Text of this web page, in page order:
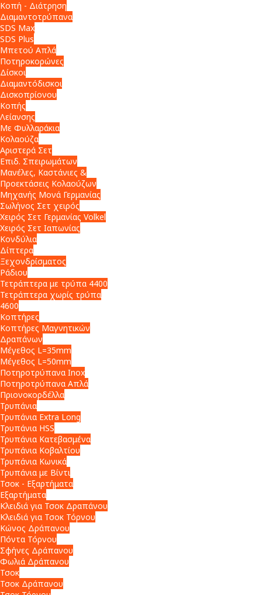
Κοπή - Διάτρηση
Διαμαντοτρύπανα
SDS Max
SDS Plus
Μπετού Απλά
Ποτηροκορώνες
Δίσκοι
Διαμαντόδισκοι
Δισκοπρίονου
Κοπής
Λείανσης
Με Φυλλαράκια
Κολαούζα
Αριστερά Σετ
Επιδ. Σπειρωμάτων
Μανέλες, Καστάνιες &
Προεκτάσεις Κολαούζων
Μηχανής Μονά Γερμανίας
Σωλήνος Σετ χειρός
Χειρός Σετ Γερμανίας Volkel
Χειρός Σετ Ιαπωνίας
Κονδύλια
Δίπτερα
Ξεχονδρίσματος
Ράδιου
Τετράπτερα με τρύπα 4400
Τετράπτερα χωρίς τρύπα
4600
Κοπτήρες
Κοπτήρες Μαγνητικών
Δραπάνων
Μέγεθος L=35mm
Μέγεθος L=50mm
Ποτηροτρύπανα Inox
Ποτηροτρύπανα Απλά
Πριονοκορδέλλα
Τρυπάνια
Τρυπάνια Extra Long
Τρυπάνια HSS
Τρυπάνια Κατεβασμένα
Τρυπάνια Κοβαλτίου
Τρυπάνια Κωνικά
Τρυπάνια με Βίντι
Τσοκ - Εξαρτήματα
Εξαρτήματα
Κλειδιά για Τσοκ Δραπάνου
Κλειδιά για Τσοκ Τόρνου
Κώνος Δράπανου
Πόντα Τόρνου
Σφήνες Δράπανου
Φωλιά Δράπανου
Τσοκ
Τσοκ Δράπανου